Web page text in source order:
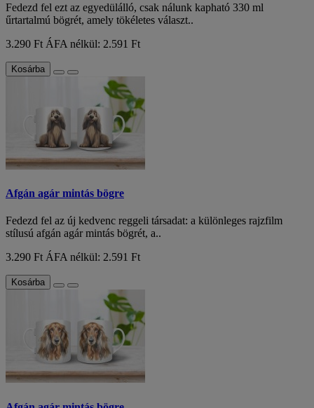
Fedezd fel ezt az egyedülálló, csak nálunk kapható 330 ml
űrtartalmú bögrét, amely tökéletes választ..
3.290 Ft ÁFA nélkül: 2.591 Ft
Kosárba
Afgán agár mintás bögre
Fedezd fel az új kedvenc reggeli társadat: a különleges rajzfilm
stílusú afgán agár mintás bögrét, a..
3.290 Ft ÁFA nélkül: 2.591 Ft
Kosárba